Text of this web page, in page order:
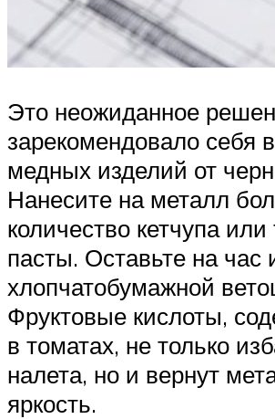
Это неожиданное
зарекомендовало себя
медных изделий от
Нанесите на металл
количество кетчупа
пасты. Оставьте на час
хлопчатобумажной
Фруктовые кислоты,
в томатах, не только
налета, но и вернут
яркость.